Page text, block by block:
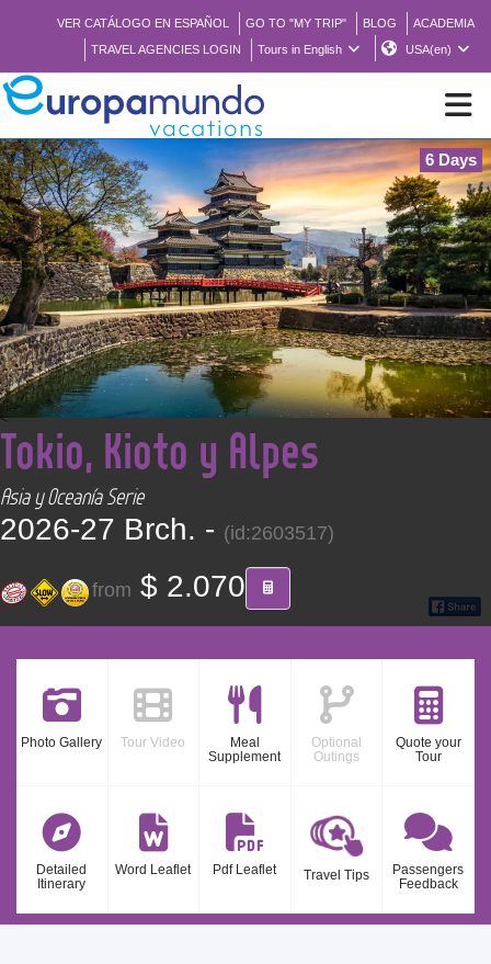
VER CATÁLOGO EN ESPAÑOL GO TO "MY TRIP" BLOG
ACADEMIA
TRAVEL AGENCIES LOGIN
Tours in English USA(en)
NEW
BROCHURE PDF
WHERE TO BUY
FEATURED
ABOUT US
Find your Tour
6 Days
<
Tokio, Kioto y Alpes
Asia y Oceanía Serie
2026-27 Brch. - (id:2603517)
from $ 2.070
Photo Gallery Tour Video
Meal
Supplement
Optional
Outings
Quote your
Tour
Detailed
Itinerary
Word Leaflet Pdf Leaflet Travel Tips
Passengers
Feedback